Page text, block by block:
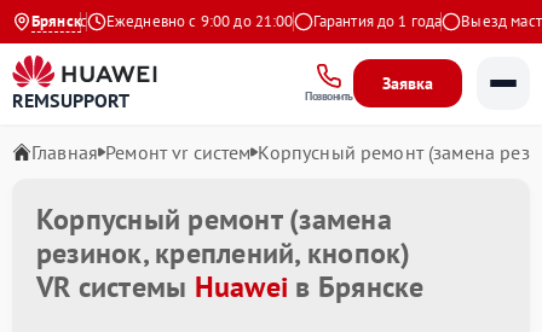
Брянск
Яндекс Ежедневно с 9:00 до 21:00 Гарантия до 1 года Выезд
REMSUPPORT Позвонить
Заявка
Главная Ремонт vr систем Корпусный ремонт (замена
Корпусный ремонт (замена
резинок, креплений, кнопок)
VR системы Huawei в Брянске